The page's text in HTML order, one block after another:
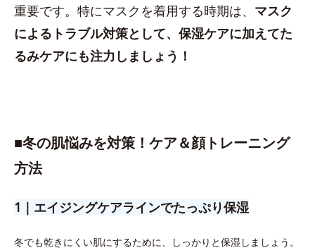
重要です。特にマスクを着用する時期は、 マスク
によるトラブル対策として、保湿ケアに加えてた
るみケアにも注力しましょう！
■冬の肌悩みを対策！ケア＆顔トレーニング
方法
1｜エイジングケアラインでたっぷり保湿
冬でも乾きにくい肌にするために、しっかりと保湿しましょう。